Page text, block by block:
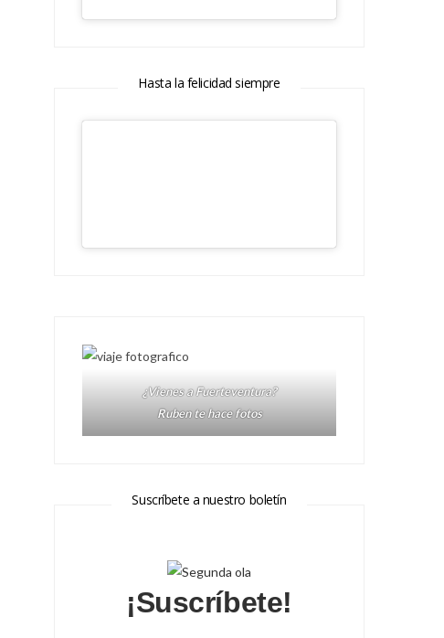
Hasta la felicidad siempre
¿Vienes a Fuerteventura?
Ruben te hace fotos
Suscríbete a nuestro boletín
¡Suscríbete!